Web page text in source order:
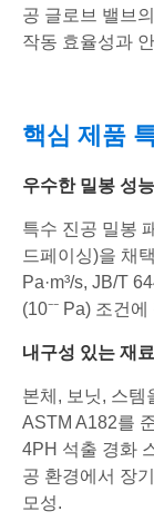
공 글로브 밸브
작동 효율성과
핵심 제품
우수한 밀봉 성능
특수 진공 밀봉
드페이싱)을 채
Pa·m³/s, JB/T
(10⁻⁻ Pa) 조건
내구성 있는 재
본체, 보닛, 스템
ASTM A182를
4PH 석출 경화
공 환경에서 장
모성.